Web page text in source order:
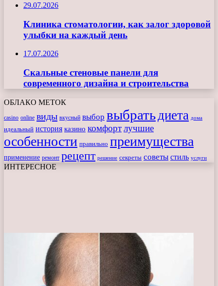
29.07.2026
Клиника стоматологии, как залог здоровой
улыбки на каждый день
17.07.2026
Скальные стеновые панели для
современного дизайна и строительства
ОБЛАКО МЕТОК
casino online виды вкусный выбор выбрать диета дома
идеальный история казино комфортлучшие
особенности правильно преимущества
применение ремонт рецепт решение секреты советы стиль услуги
ИНТЕРЕСНОЕ